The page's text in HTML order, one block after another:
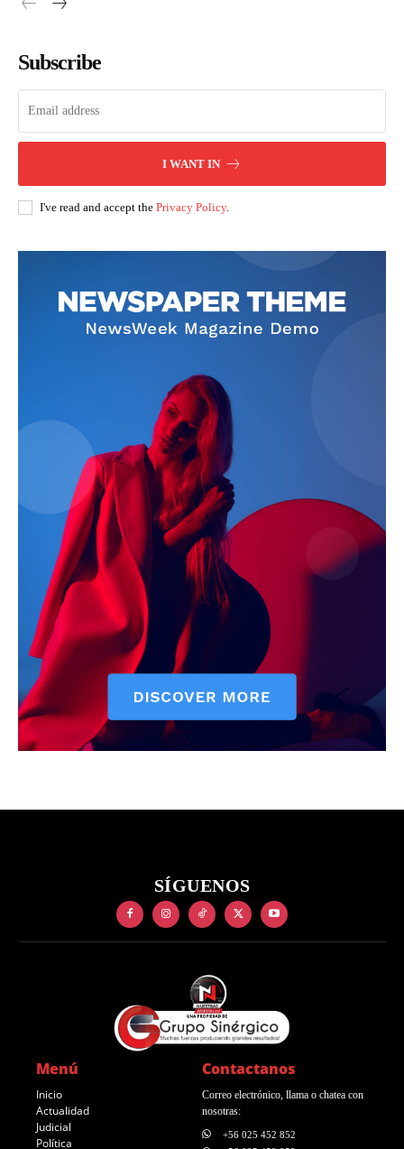
Subscribe
I WANT IN
I've read and accept the Privacy Policy.
SÍGUENOS
Menú
Inicio
Actualidad
Judicial
Política
Contactanos
Correo electrónico, llama o chatea con
nosotras:
+56 025 452 852